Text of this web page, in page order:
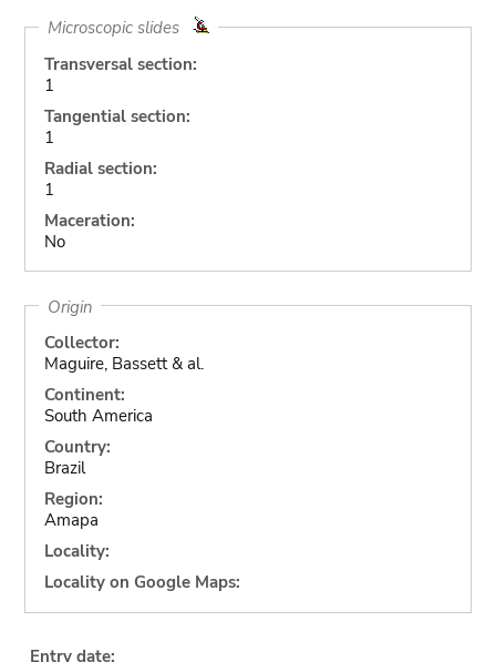
Microscopic slides
Transversal section:
1
Tangential section:
1
Radial section:
1
Maceration:
No
Origin
Collector:
Maguire, Bassett & al.
Continent:
South America
Country:
Brazil
Region:
Amapa
Locality:
Locality on Google Maps:
Entry date: